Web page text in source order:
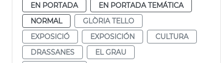
EN PORTADA
EN PORTADA TEMÁTICA
NORMAL
GLÒRIA TELLO
EXPOSICIÓ
EXPOSICIÓN
CULTURA
DRASSANES
EL GRAU